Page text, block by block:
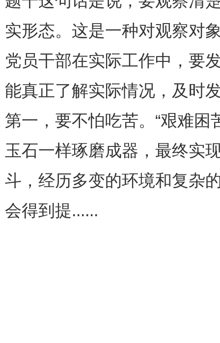
实形态。这是一种对观察对
党员干部在实际工作中，要
能真正了解实际情况，及时
第一，要不怕吃苦。“艰难
玉石一样琢磨成器，最终实
斗，经历多变的环境和复杂
会得到提......